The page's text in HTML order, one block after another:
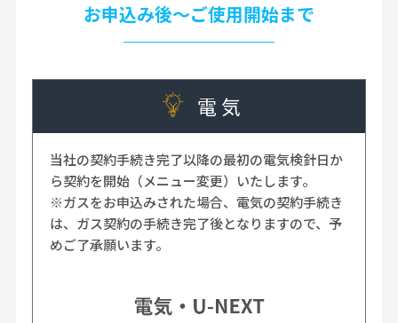
お申込み後～ご使用開始まで
電 気
当社の契約手続き完了以降の最初の電気検針日か
ら契約を開始（メニュー変更）いたします。
※ガスをお申込みされた場合、電気の契約手続き
は、ガス契約の手続き完了後となりますので、予
めご了承願います。